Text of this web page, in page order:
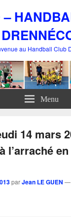
–
au Handball Club
Menu
14 mars
l’arraché
parJean LE GUEN —